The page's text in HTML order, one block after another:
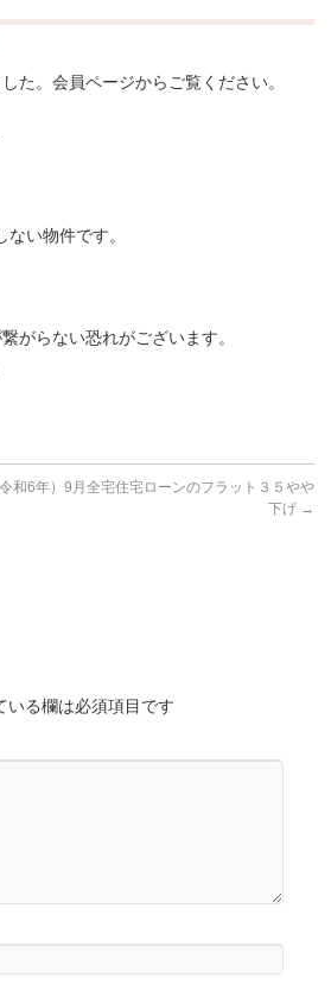
た。会員ページからご覧ください。
い物件です。
がらない恐れがございます。
和6年）9月全宅住宅ローンのフラット３５やや
下げ →
いる欄は必須項目です